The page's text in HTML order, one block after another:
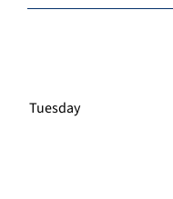
Tuesday